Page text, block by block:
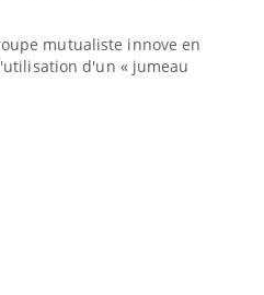
votre nouveau rendez-vous
reçues ! Dans cet épisode,